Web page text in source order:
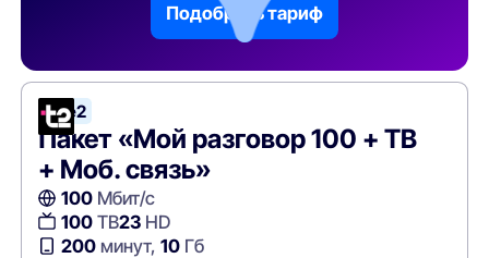
Подобрать тариф
Tele2
Пакет «Мой разговор 100 + ТВ
+ Моб. связь»
100Мбит/с
100ТВ23HD
200минут, 10Гб